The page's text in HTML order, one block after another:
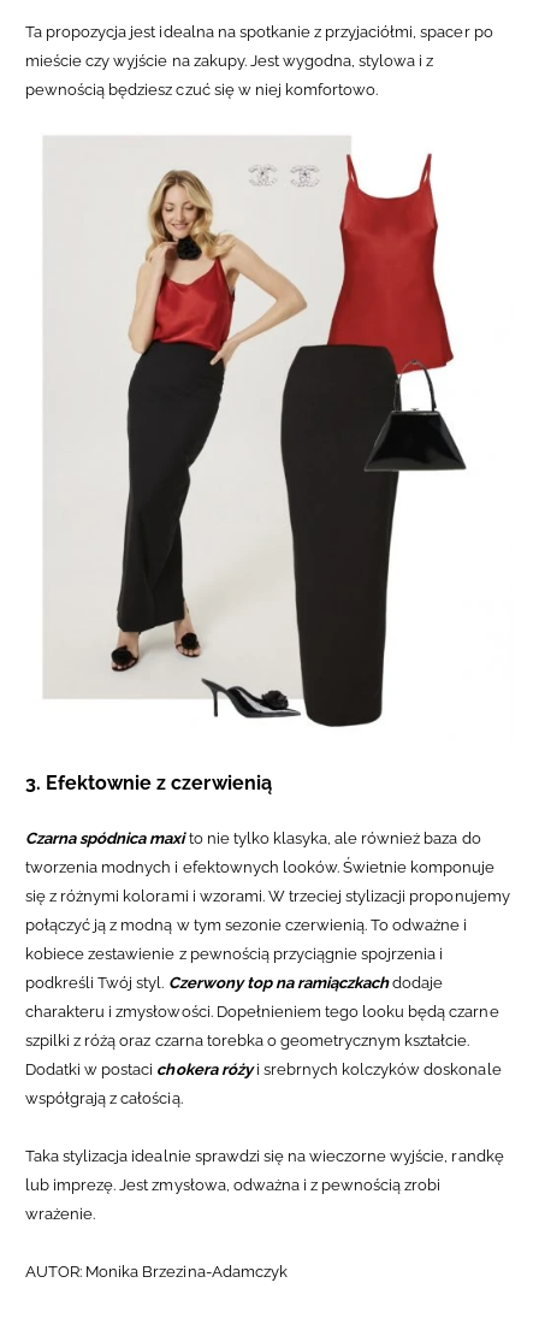
Ta propozycja jest idealna na spotkanie z przyjaciółmi, spacer po
mieście czy wyjście na zakupy. Jest wygodna, stylowa i z
pewnością będziesz czuć się w niej komfortowo.
3. Efektownie z czerwienią
Czarna spódnica maxi to nie tylko klasyka, ale również baza do
tworzenia modnych i efektownych looków. Świetnie komponuje
się z różnymi kolorami i wzorami. W trzeciej stylizacji proponujemy
połączyć ją z modną w tym sezonie czerwienią. To odważne i
kobiece zestawienie z pewnością przyciągnie spojrzenia i
podkreśli Twój styl. Czerwony top na ramiączkachdodaje
charakteru i zmysłowości. Dopełnieniem tego looku będączarne
szpilki z różą oraz czarna torebka o geometrycznym kształcie.
Dodatki w postaci chokera różyi srebrnych kolczyków doskonale
współgrają z całością.
Taka stylizacja idealnie sprawdzi się na wieczorne wyjście, randkę
lub imprezę. Jest zmysłowa, odważna i z pewnością zrobi
wrażenie.
AUTOR: Monika Brzezina-Adamczyk